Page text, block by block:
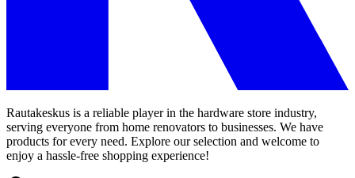
Rautakeskus is a reliable player in the hardware store industry,
serving everyone from home renovators to businesses. We have
products for every need. Explore our selection and welcome to
enjoy a hassle-free shopping experience!